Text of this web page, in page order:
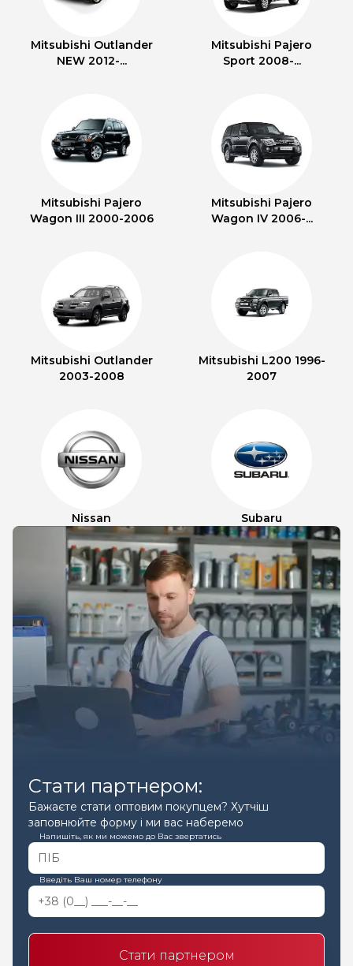
Mitsubishi Outlander
NEW 2012-...
Mitsubishi Pajero
Sport 2008-...
Mitsubishi Pajero
Wagon III 2000-2006
Mitsubishi Pajero
Wagon IV 2006-...
Mitsubishi Outlander
2003-2008
Mitsubishi L200 1996-
2007
Nissan Subaru
Стати партнером:
Бажаєте стати оптовим покупцем? Хутчіш
заповнюйте форму і ми вас наберемо
Напишіть, як ми можемо до Вас звертатись
Введіть Ваш номер телефону
Стати партнером